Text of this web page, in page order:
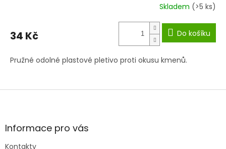
Skladem (>5 ks)
34 Kč Do košíku
Pružné odolné plastové pletivo proti okusu kmenů.
Z
aInformace pro vás
Kontakty